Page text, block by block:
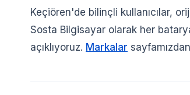
Keçiören'de bilinçli kullanıcılar,
Sosta Bilgisayar olarak her
açıklıyoruz. Markalar